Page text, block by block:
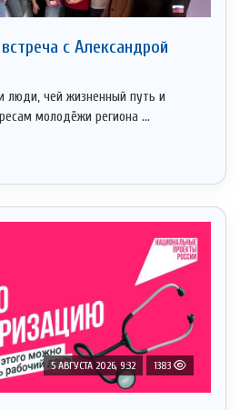
с Александрой
люди, чей жизненный путь и
молодёжи региона ...
5 АВГУСТА 2026, 9:32 1383